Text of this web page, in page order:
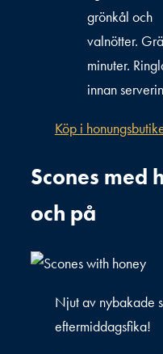
grönkål och
valnötter.
minuter.
innan
Köp i
Scones med
och på
Njut av nybakade
eftermiddagsfika!